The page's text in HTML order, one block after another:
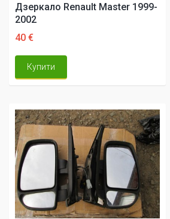
Дзеркало Renault Master 1999-
2002
40 €
Купити